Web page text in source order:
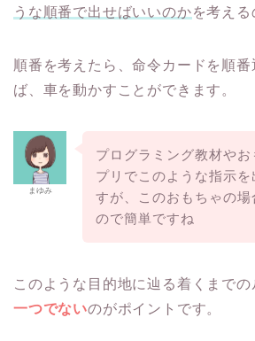
うな順番で出せばいいのかを考える
順番を考えたら、命令カードを順
ば、車を動かすことができます。
まゆみ
プログラミング教材や
プリでこのような指示を
すが、このおもちゃの
ので簡単ですね
このような目的地に辿る着くまでの
一つでないのがポイントです。